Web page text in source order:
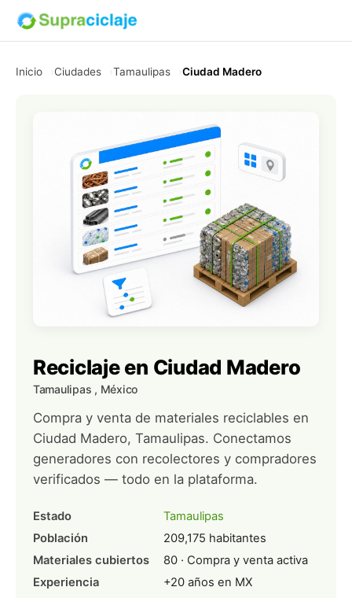
Inicio Ciudades Tamaulipas Ciudad Madero
Reciclaje en Ciudad Madero
Tamaulipas , México
Compra y venta de materiales reciclables en
Ciudad Madero, Tamaulipas. Conectamos
generadores con recolectores y compradores
verificados — todo en la plataforma.
Estado
Tamaulipas
Población
209,175 habitantes
Materiales cubiertos
80 · Compra y venta activa
Experiencia
+20 años en MX